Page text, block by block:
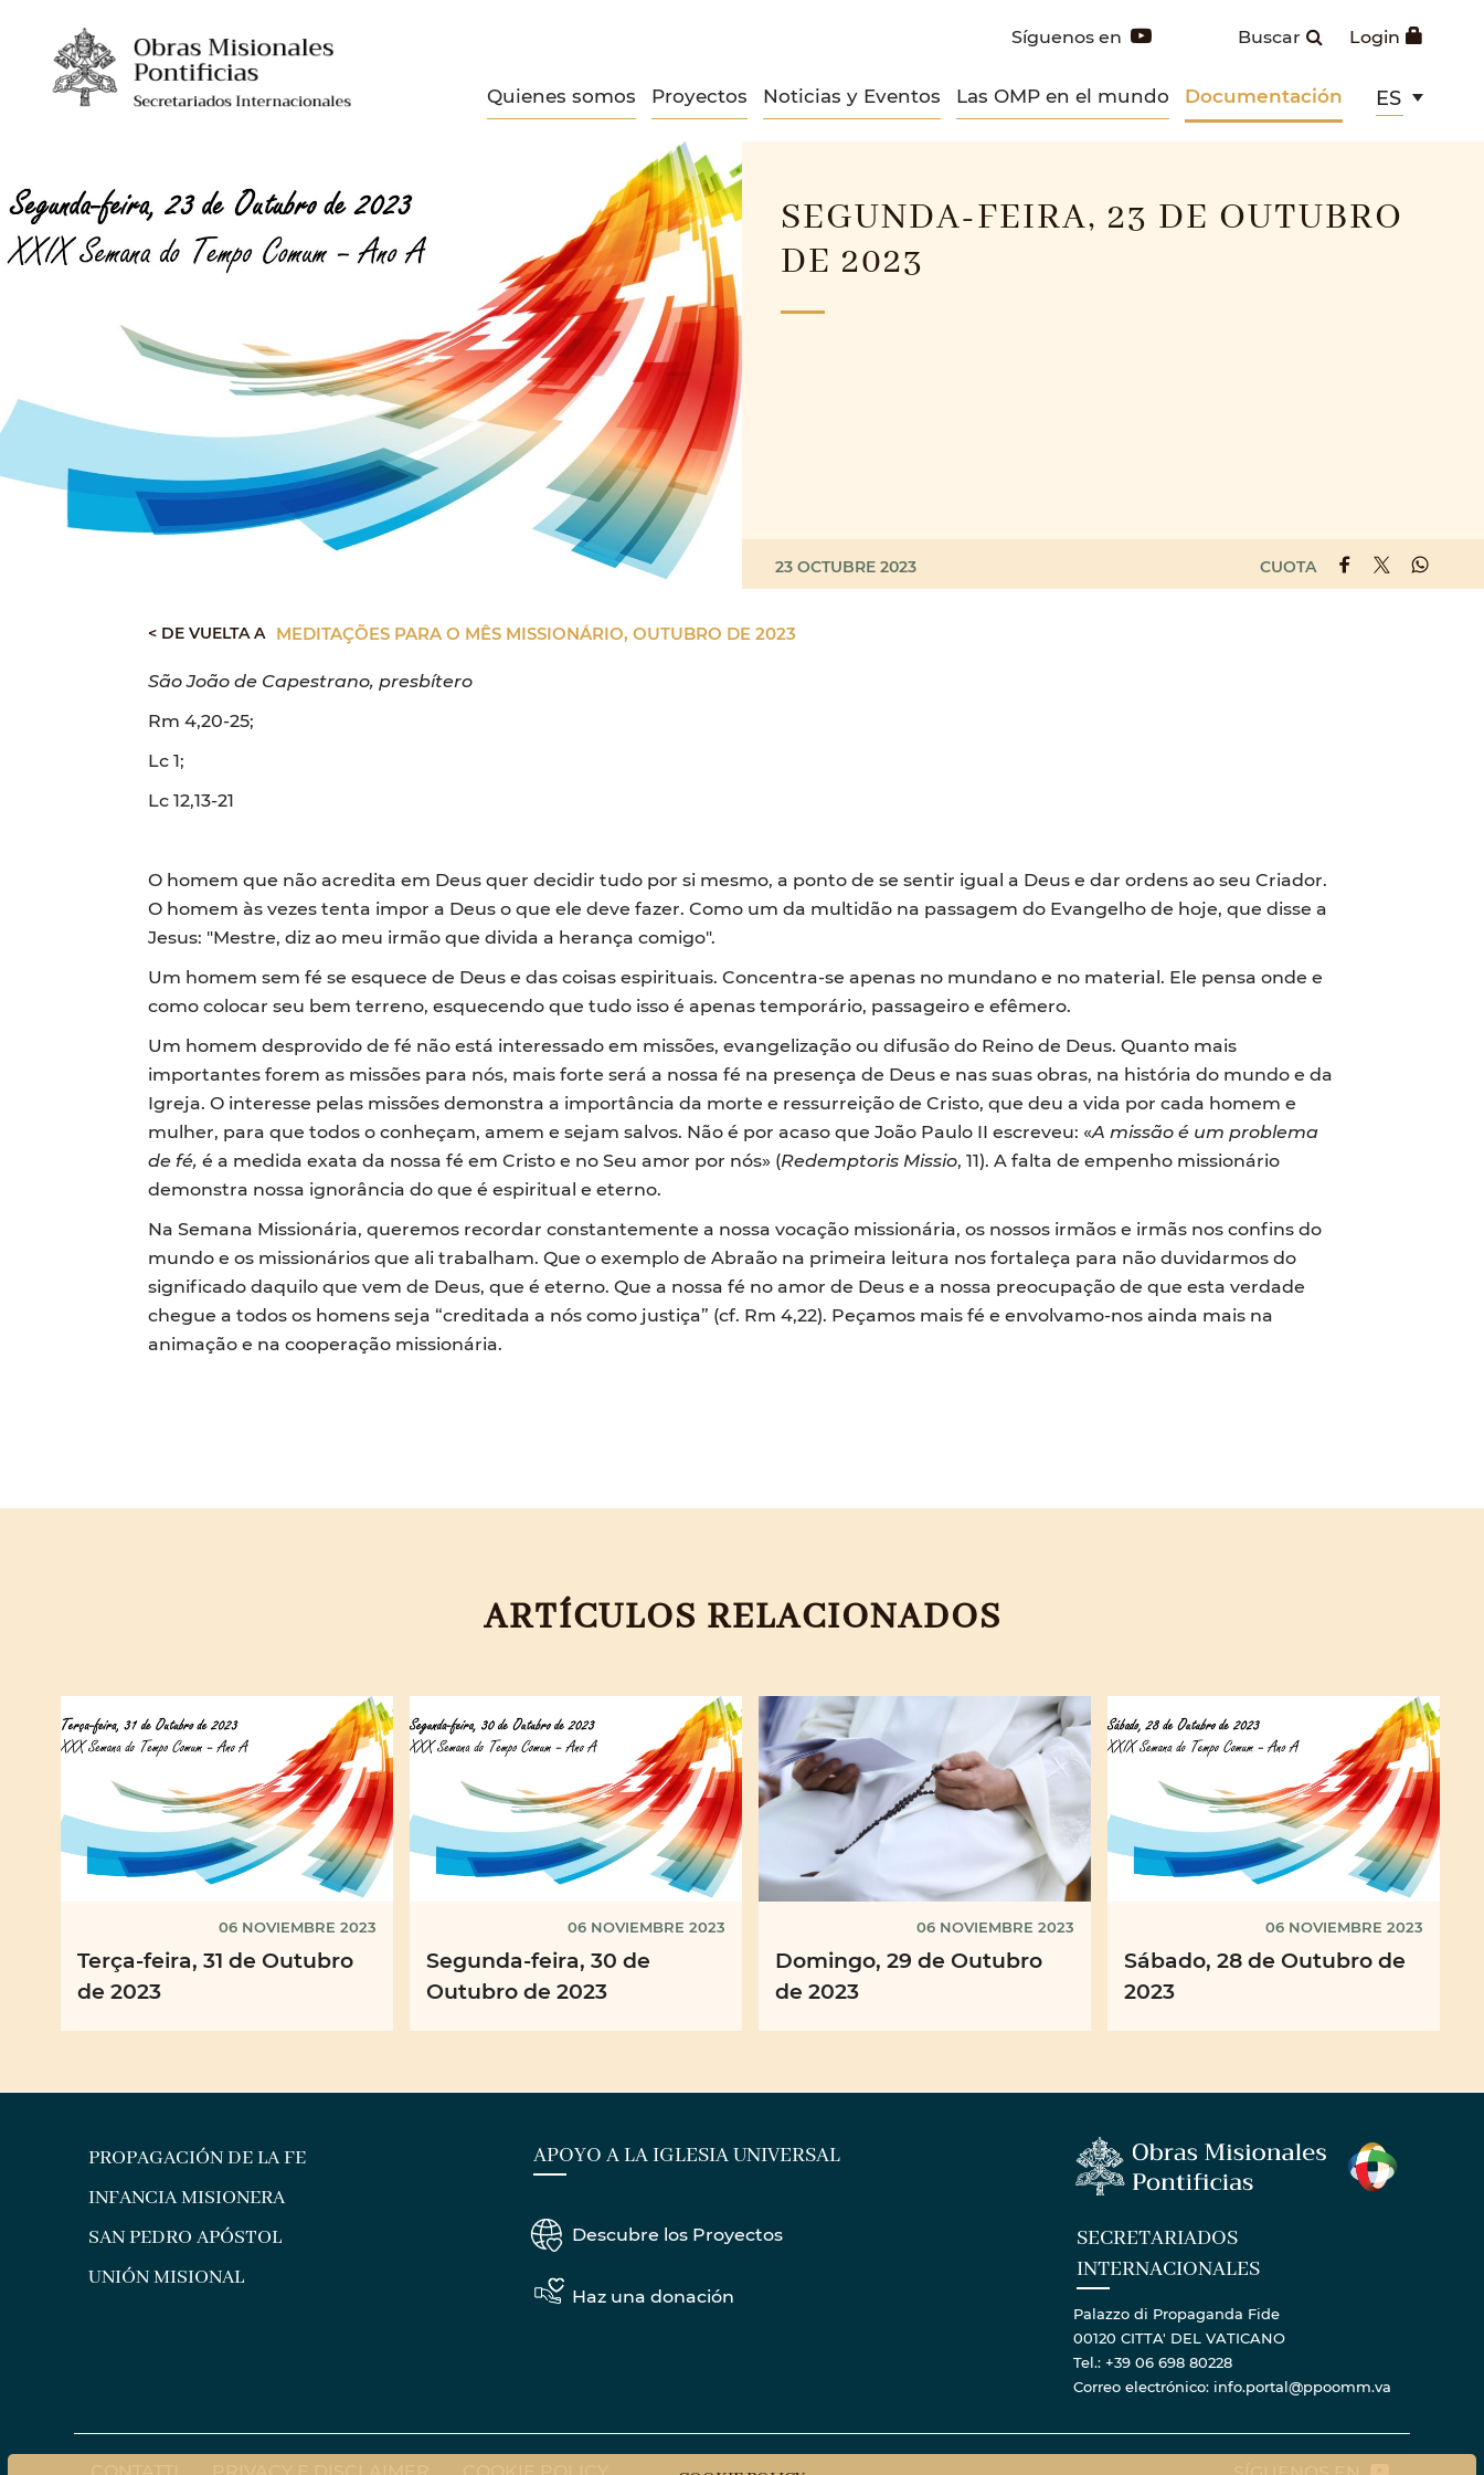
Login
Buscar
Síguenos en
Quienes somos Proyectos Noticias y Eventos Las OMP en el mundo Documentación ES
SEGUNDA-FEIRA, 23 DE OUTUBRO
DE 2023
23 OCTUBRE 2023 CUOTA
< DE VUELTA A MEDITAÇÕES PARA O MÊS MISSIONÁRIO, OUTUBRO DE 2023
São João de Capestrano, presbítero
Rm 4,20-25;
Lc 1;
Lc 12,13-21
O homem que não acredita em Deus quer decidir tudo por si mesmo, a ponto de se sentir igual a Deus e dar ordens ao seu Criador.
O homem às vezes tenta impor a Deus o que ele deve fazer. Como um da multidão na passagem do Evangelho de hoje, que disse a
Jesus: "Mestre, diz ao meu irmão que divida a herança comigo".
Um homem sem fé se esquece de Deus e das coisas espirituais. Concentra-se apenas no mundano e no material. Ele pensa onde e
como colocar seu bem terreno, esquecendo que tudo isso é apenas temporário, passageiro e efêmero.
Um homem desprovido de fé não está interessado em missões, evangelização ou difusão do Reino de Deus. Quanto mais
importantes forem as missões para nós, mais forte será a nossa fé na presença de Deus e nas suas obras, na história do mundo e da
Igreja. O interesse pelas missões demonstra a importância da morte e ressurreição de Cristo, que deu a vida por cada homem e
mulher, para que todos o conheçam, amem e sejam salvos. Não é por acaso que João Paulo II escreveu: «A missão é um problema
de fé,é a medida exata da nossa fé em Cristo e no Seu amor por nós» (Redemptoris Missio, 11). A falta de empenho missionário
demonstra nossa ignorância do que é espiritual e eterno.
Na Semana Missionária, queremos recordar constantemente a nossa vocação missionária, os nossos irmãos e irmãs nos confins do
mundo e os missionários que ali trabalham. Que o exemplo de Abraão na primeira leitura nos fortaleça para não duvidarmos do
significado daquilo que vem de Deus, que é eterno. Que a nossa fé no amor de Deus e a nossa preocupação de que esta verdade
chegue a todos os homens seja “creditada a nós como justiça” (cf. Rm 4,22). Peçamos mais fé e envolvamo-nos ainda mais na
animação e na cooperação missionária.
ARTÍCULOS RELACIONADOS
06 NOVIEMBRE 2023
Terça-feira, 31 de Outubro
de 2023
06 NOVIEMBRE 2023
Segunda-feira, 30 de
Outubro de 2023
06 NOVIEMBRE 2023
Domingo, 29 de Outubro
de 2023
06 NOVIEMBRE 2023
Sábado, 28 de Outubro de
2023
PROPAGACIÓN DE LA FE
INFANCIA MISIONERA
SAN PEDRO APÓSTOL
UNIÓN MISIONAL
APOYO A LA IGLESIA UNIVERSAL
Descubre los Proyectos
Haz una donación
SECRETARIADOS
INTERNACIONALES
Palazzo di Propaganda Fide
00120 CITTA' DEL VATICANO
Tel.: +39 06 698 80228
Correo electrónico: info.portal@ppoomm.va